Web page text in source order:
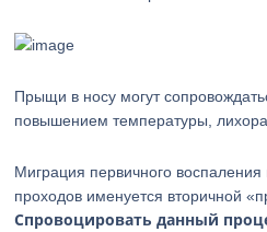
Прыщи в носу могут
повышением температуры,
Миграция первичного
проходов именуется вторичной
Спровоцировать данный